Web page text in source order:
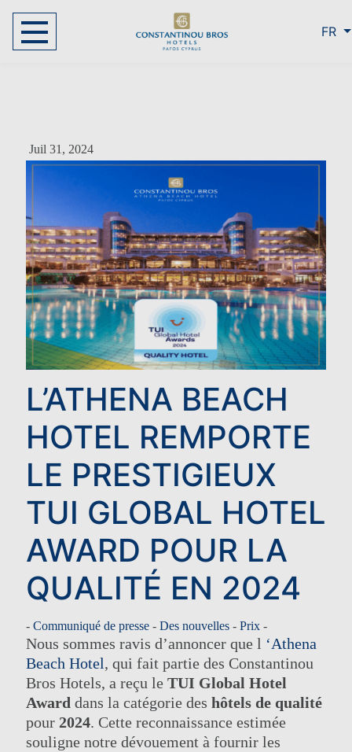
FR
Juil 31, 2024
L’ATHENA BEACH
HOTEL REMPORTE
LE PRESTIGIEUX
TUI GLOBAL HOTEL
AWARD POUR LA
QUALITÉ EN 2024
- Communiqué de presse - Des nouvelles - Prix -
Nous sommes ravis d’annoncer que l ‘Athena
Beach Hotel, qui fait partie des Constantinou
Bros Hotels, a reçu le TUI Global Hotel
Award dans la catégorie des hôtels de qualité
pour 2024. Cette reconnaissance estimée
souligne notre dévouement à fournir les